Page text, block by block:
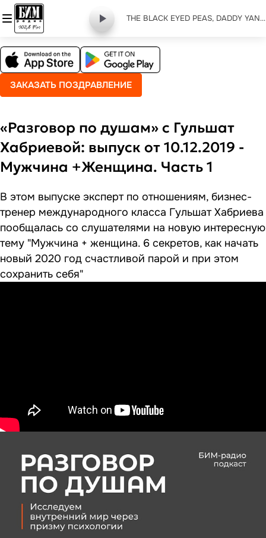
THE BLACK EYED PEAS, DADDY YANKEE - bailar contigo
ЗАКАЗАТЬ ПОЗДРАВЛЕНИЕ
«Разговор по душам» с Гульшат
Хабриевой: выпуск от 10.12.2019 -
Мужчина +Женщина. Часть 1
В этом выпуске эксперт по отношениям, бизнес-
тренер международного класса Гульшат Хабриева
пообщалась со слушателями на новую интересную
тему "Мужчина + женщина. 6 секретов, как начать
новый 2020 год счастливой парой и при этом
сохранить себя"